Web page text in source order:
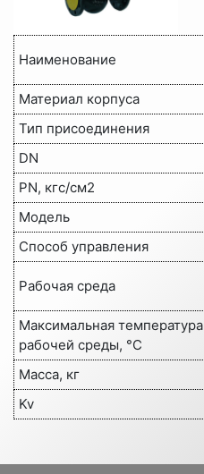
Наименование
Материал корпуса
Тип присоединения
DN
PN, кгс/см2
Модель
Способ управления
Рабочая среда
Максимальная температура
рабочей среды, °C
Масса, кг
Kv